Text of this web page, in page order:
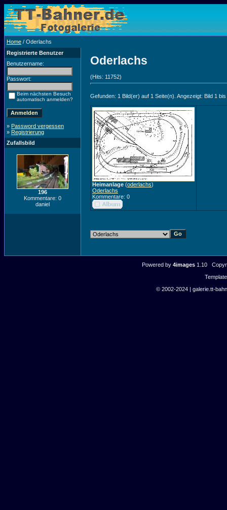
Home / Oderlachs
Registrierte Benutzer
Benutzername:
Passwort:
Beim nächsten Besuch
automatisch anmelden?
» Password vergessen
» Registrierung
Zufallsbild
196
Kommentare: 0
daniel
Oderlachs
(Hits: 11752)
Gefunden: 1 Bild(er) auf 1 Seite(n). Angezeigt: Bild 1 bis
Heimanlage (oderlachs)
Oderlachs
Kommentare: 0
Powered by 4images1.10
© 2002-2024 | galerie.tt-